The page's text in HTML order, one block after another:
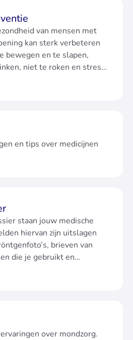
van mensen met
kan sterk verbeteren
bewegen en te slapen,
niet te roken en stress
en tips over medicijnen
staan jouw medische
hiervan zijn uitslagen
brieven van
die je gebruikt en
aandoening.
over mondzorg.